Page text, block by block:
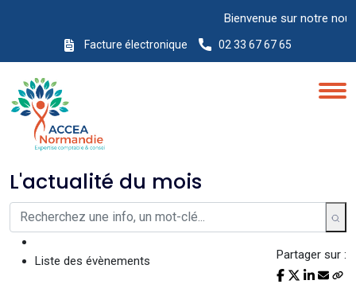
Bienvenue sur notre
Facture électronique 02 33 67 67 65
L'actualité du mois
Liste des évènements Partager sur :